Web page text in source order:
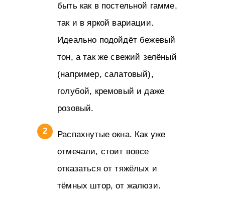
быть как в постельной гамме,
так и в яркой вариации.
Идеально подойдёт бежевый
тон, а так же свежий зелёный
(например, салатовый),
голубой, кремовый и даже
розовый.
Распахнутые окна. Как уже
отмечали, стоит вовсе
отказаться от тяжёлых и
тёмных штор, от жалюзи.